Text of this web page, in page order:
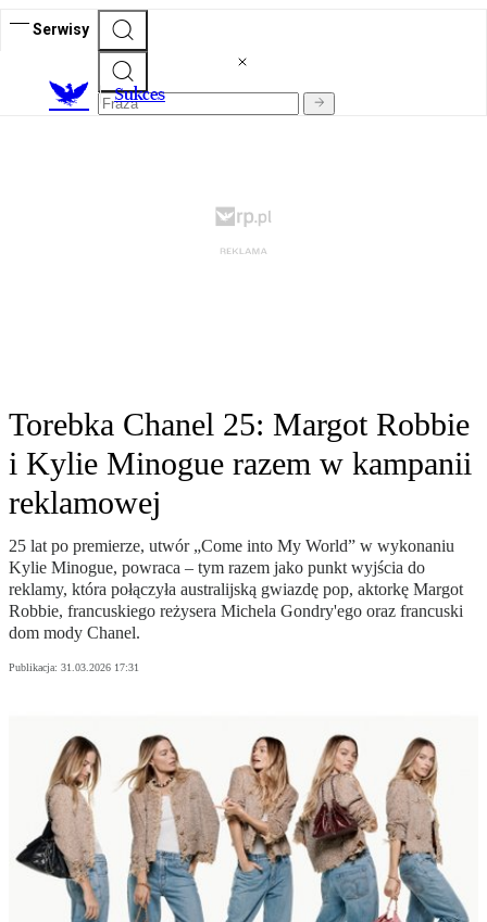
Serwisy
Sukces
Torebka Chanel 25: Margot Robbie
i Kylie Minogue razem w kampanii
reklamowej
25 lat po premierze, utwór „Come into My World” w wykonaniu
Kylie Minogue, powraca – tym razem jako punkt wyjścia do
reklamy, która połączyła australijską gwiazdę pop, aktorkę Margot
Robbie, francuskiego reżysera Michela Gondry'ego oraz francuski
dom mody Chanel.
Publikacja: 31.03.2026 17:31